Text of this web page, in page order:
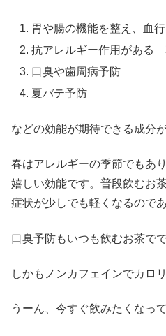
胃や腸の機能を整え、血
抗アレルギー作用がある
口臭や歯周病予防
夏バテ予防
などの効能が期待できる成分
春はアレルギーの季節でもあ
嬉しい効能です。普段飲むお
症状が少しでも軽くなるので
口臭予防もいつも飲むお茶で
しかもノンカフェインでカロ
うーん、今すぐ飲みたくなっ